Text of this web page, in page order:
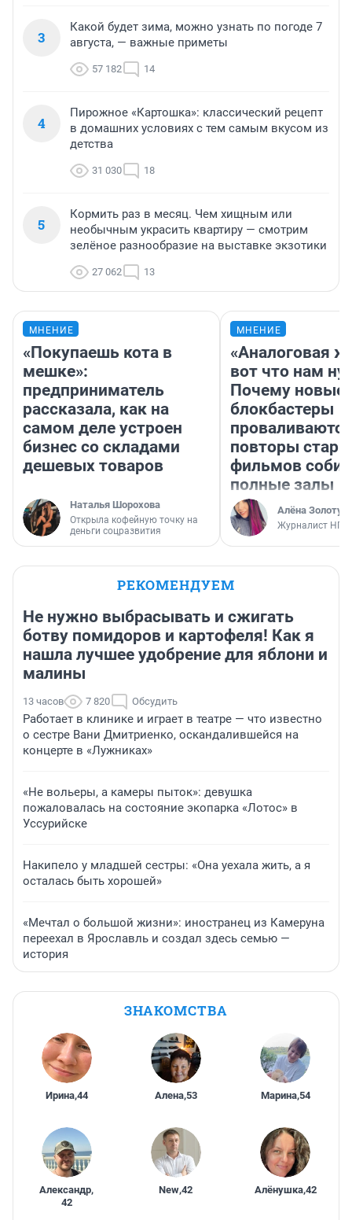
3
Какой будет зима, можно узнать по погоде 7
августа, — важные приметы
57 182 14
4
Пирожное «Картошка»: классический рецепт
в домашних условиях с тем самым вкусом из
детства
31 030 18
5
Кормить раз в месяц. Чем хищным или
необычным украсить квартиру — смотрим
зелёное разнообразие на выставке экзотики
27 062 13
МНЕНИЕ
«Покупаешь кота в
мешке»:
предприниматель
рассказала, как на
самом деле устроен
бизнес со складами
дешевых товаров
Наталья Шорохова
Открыла кофейную точку на
деньги соцразвития
МНЕНИЕ
«Аналоговая
вот что нам
Почему новые
блокбастеры
повторы
фильмов
полные залы
Алёна
Журналист НГС
РЕКОМЕНДУЕМ
Не нужно выбрасывать и сжигать
ботву помидоров и картофеля! Как я
нашла лучшее удобрение для яблони и
малины
13 часов 7 820 Обсудить
Работает в клинике и играет в театре — что известно
о сестре Вани Дмитриенко, оскандалившейся на
концерте в «Лужниках»
«Не вольеры, а камеры пыток»: девушка
пожаловалась на состояние экопарка «Лотос» в
Уссурийске
Накипело у младшей сестры: «Она уехала жить, а я
осталась быть хорошей»
«Мечтал о большой жизни»: иностранец из Камеруна
переехал в Ярославль и создал здесь семью —
история
ЗНАКОМСТВА
Ирина,44 Алена,53 Марина,54
Александр,
42
New,42 Алёнушка,42